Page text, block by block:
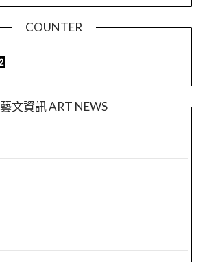
COUNTER
藝文資訊 ART NEWS